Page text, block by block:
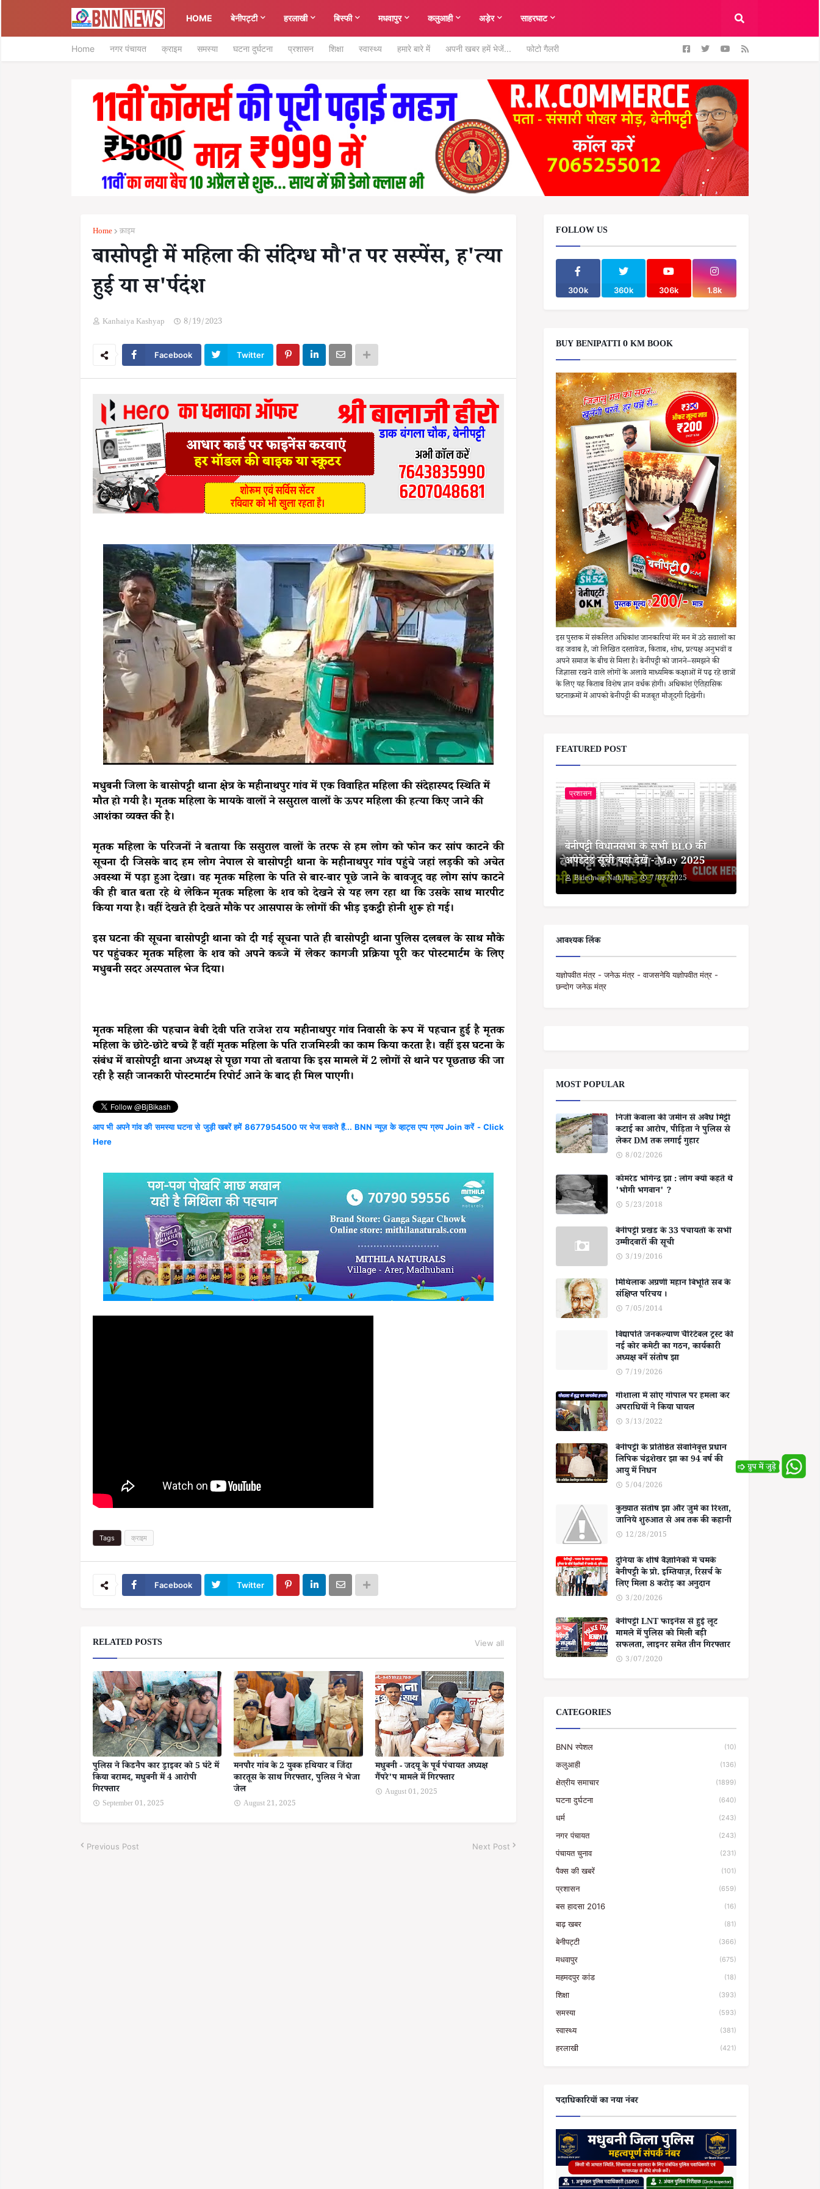
HOME बेनीपट्टी हरलाखी बिस्फी मधवापुर कलुआही अड़ेर साहरघाट
Home नगर पंचायत क्राइम समस्या घटना दुर्घटना प्रशासन शिक्षा स्वास्थ्य हमारे बारे में अपनी खबर हमें भेजें... फोटो गैलरी
Home क्राइम
बासोपट्टी में महिला की संदिग्ध मौ'त पर सस्पेंस, ह'त्या
हुई या स'र्पदंश
Kanhaiya Kashyap 8/19/2023
Facebook Twitter
मधुबनी जिला के बासोपट्टी थाना क्षेत्र के महीनाथपुर गांव में एक विवाहित महिला की संदेहास्पद स्थिति में
मौत हो गयी है। मृतक महिला के मायके वालों ने ससुराल वालों के ऊपर महिला की हत्या किए जाने की
आशंका व्यक्त की है।
मृतक महिला के परिजनों ने बताया कि ससुराल वालों के तरफ से हम लोग को फोन कर सांप काटने की
सूचना दी जिसके बाद हम लोग नेपाल से बासोपट्टी थाना के महीनाथपुर गांव पहुंचे जहां लड़की को अचेत
अवस्था में पड़ा हुआ देखा। वह मृतक महिला के पति से बार-बार पूछे जाने के बावजूद वह लोग सांप काटने
की ही बात बता रहे थे लेकिन मृतक महिला के शव को देखने से यह लग रहा था कि उसके साथ मारपीट
किया गया है। वहीं देखते ही देखते मौके पर आसपास के लोगों की भीड़ इकट्ठी होनी शुरू हो गई।
इस घटना की सूचना बासोपट्टी थाना को दी गई सूचना पाते ही बासोपट्टी थाना पुलिस दलबल के साथ मौके
पर पहुंचकर मृतक महिला के शव को अपने कब्जे में लेकर कागजी प्रक्रिया पूरी कर पोस्टमार्टम के लिए
मधुबनी सदर अस्पताल भेज दिया।
मृतक महिला की पहचान बेबी देवी पति राजेश राय महीनाथपुर गांव निवासी के रूप में पहचान हुई है मृतक
महिला के छोटे-छोटे बच्चे हैं वहीं मृतक महिला के पति राजमिस्त्री का काम किया करता है। वहीं इस घटना के
संबंध में बासोपट्टी थाना अध्यक्ष से पूछा गया तो बताया कि इस मामले में 2 लोगों से थाने पर पूछताछ की जा
रही है सही जानकारी पोस्टमार्टम रिपोर्ट आने के बाद ही मिल पाएगी।
आप भी अपने गांव की समस्या घटना से जुड़ी खबरें हमें 8677954500 पर भेज सकते हैं... BNN न्यूज़ के व्हाट्स एप्प ग्रुप Join करें - Click
Here
Tags क्राइम
Facebook Twitter
RELATED POSTS View all
पुलिस ने किडनैप कार ड्राइवर को 5 घंटे में
किया बरामद, मधुबनी में 4 आरोपी
गिरफ्तार
September 01, 2025
मनपौर गांव के 2 युवक हथियार व जिंदा
कारतूस के साथ गिरफ्तार, पुलिस ने भेजा
जेल
August 21, 2025
मधुबनी - जदयू के पूर्व पंचायत अध्यक्ष
गैंपरे'प मामले में गिरफ्तार
August 01, 2025
Previous Post Next Post
FOLLOW US
300k 360k 306k 1.8k
BUY BENIPATTI 0 KM BOOK
इस पुस्तक में संकलित अधिकांश जानकारियां मेरे मन में उठे सवालों का
वह जवाब है, जो लिखित दस्तावेज, किताब, शोध, प्रत्यक्ष अनुभवों व
अपने समाज के बीच से मिला है। बेनीपट्टी को जानने–समझने की
जिज्ञासा रखने वाले लोगों के अलावे माध्यमिक कक्षाओं में पढ़ रहे छात्रों
के लिए यह किताब विशेष ज्ञान वर्धक होगी। अधिकांश ऐतिहासिक
घटनाक्रमों में आपको बेनीपट्टी की मजबूत मौजूदगी दिखेगी।
FEATURED POST
प्रशासन
बेनीपट्टी विधानसभा के सभी BLO की
अपडेटेड सूची यहां देखें - May 2025
Bideshwar Nath Jha 7/03/2025
आवश्यक लिंक
यज्ञोपवीत मंत्र - जनेऊ मंत्र - वाजसनेयि यज्ञोपवीत मंत्र -
छन्दोग जनेऊ मंत्र
MOST POPULAR
निजी केवाला की जमीन से अवैध मिट्टी
कटाई का आरोप, पीड़िता ने पुलिस से
लेकर DM तक लगाई गुहार
8/02/2026
कॉमरेड भोगेन्द्र झा : लोग क्यों कहते थे
'भोगी भगवान' ?
5/23/2018
बेनीपट्टी प्रखंड के 33 पंचायतों के सभी
उम्मीदवारों की सूची
3/19/2016
मिथिलाक अग्रणी महान बिभूति सब के
संक्षिप्त परिचय ।
7/05/2014
विद्यापति जनकल्याण चैरिटेबल ट्रस्ट की
नई कोर कमेटी का गठन, कार्यकारी
अध्यक्ष बनें संतोष झा
7/19/2026
गोशाला में सोए गोपाल पर हमला कर
अपराधियों ने किया घायल
3/13/2022
बेनीपट्टी के प्रतिष्ठित सेवानिवृत्त प्रधान
लिपिक चंद्रशेखर झा का 94 वर्ष की
आयु में निधन
5/04/2026
कुख्यात संतोष झा और जुर्म का रिश्ता,
जानिये शुरुआत से अब तक की कहानी
12/28/2015
दुनिया के शीर्ष वैज्ञानिकों में चमके
बेनीपट्टी के प्रो. इम्तियाज़, रिसर्च के
लिए मिला 8 करोड़ का अनुदान
3/20/2026
बेनीपट्टी LNT फाइनेंस से हुई लूट
मामले में पुलिस को मिली बड़ी
सफलता, लाइनर समेत तीन गिरफ्तार
3/07/2020
CATEGORIES
BNN स्पेशल (10)
कलुआही (136)
क्षेत्रीय समाचार (1899)
घटना दुर्घटना (640)
धर्म (243)
नगर पंचायत (243)
पंचायत चुनाव (231)
पैक्स की खबरें (101)
प्रशासन (659)
बस हादसा 2016 (16)
बाढ़ खबर (81)
बेनीपट्टी (366)
मधवापुर (675)
महमदपुर कांड (18)
शिक्षा (393)
समस्या (593)
स्वास्थ्य (381)
हरलाखी (421)
पदाधिकारियों का नया नंबर